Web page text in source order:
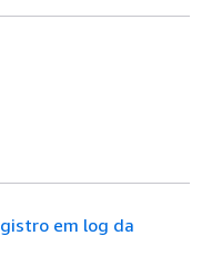
em log da